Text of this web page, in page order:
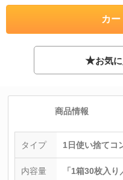
★お気
商品情報
タイプ 1日使い捨てコ
内容量 「1箱30枚入り